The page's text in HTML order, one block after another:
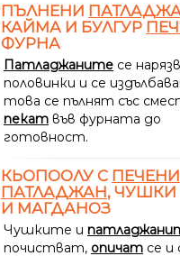
ПЪЛНЕНИ
КАЙМА И БУЛГУР
ФУРНА
Патладжаните се
половинки и се
това се пълнят със
пекат във фурната до
готовност.
КЬОПООЛУ С ПЕЧЕНИ
ПАТЛАДЖАН, ЧУШКИ
И МАГДАНОЗ
Чушките и
почистват, опичат се и